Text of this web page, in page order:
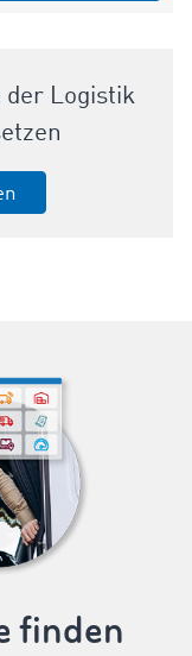
der Logistik
finden